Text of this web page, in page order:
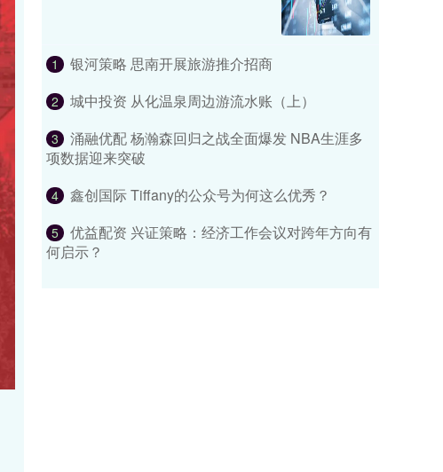
1 银河策略 思南开展旅游推介招商
2 城中投资 从化温泉周边游流水账（上）
3
涌融优配 杨瀚森回归之战全面爆发 NBA生涯多
项数据迎来突破
4 鑫创国际 Tiffany的公众号为何这么优秀？
5
优益配资 兴证策略：经济工作会议对跨年方向有
何启示？